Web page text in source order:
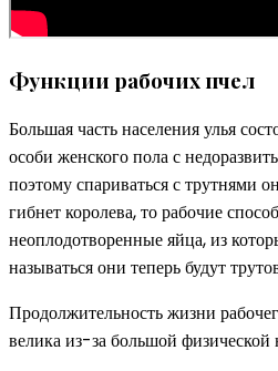
Функции рабочих пчел
Большая часть населения улья
особи женского пола с
поэтому спариваться с трутнями
гибнет королева, то рабочие
неоплодотворенные яйца, из
называться они теперь будут
Продолжительность жизни
велика из-за большой физической